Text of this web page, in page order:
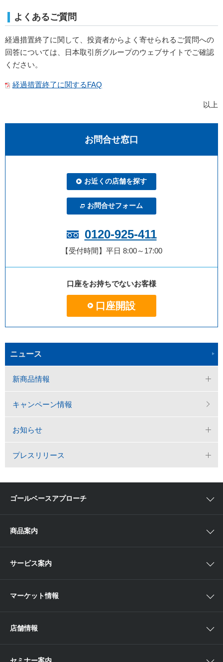
よくあるご質問
経過措置終了に関して、投資者からよく寄せられるご質問への
回答については、日本取引所グループのウェブサイトでご確認
ください。
経過措置終了に関するFAQ
以上
お問合せ窓口
お近くの店舗を探す
お問合せフォーム
0120-925-411
【受付時間】平日 8:00～17:00
口座をお持ちでないお客様
口座開設
ニュース
新商品情報
キャンペーン情報
お知らせ
プレスリリース
ゴールベースアプローチ
αポート
商品案内
欧米株
ETF・ETN・REIT
サービス案内
取引ツール
マーケット情報
店舗情報